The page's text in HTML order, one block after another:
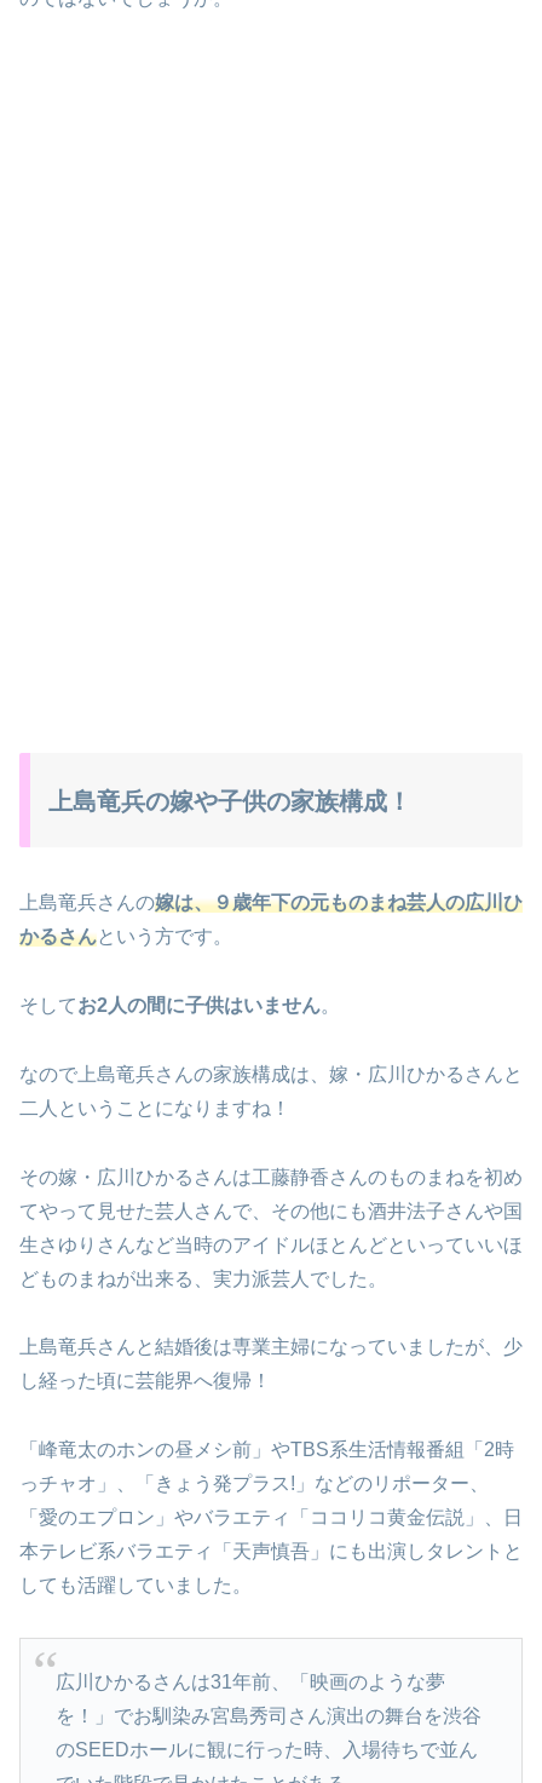
上島竜兵の嫁や子供の家族構成！
上島竜兵さんの嫁は、９歳年下の元ものまね芸人の広川ひ
かるさんという方です。
そしてお2人の間に子供はいません。
なので上島竜兵さんの家族構成は、嫁・広川ひかるさんと
二人ということになりますね！
その嫁・広川ひかるさんは工藤静香さんのものまねを初め
てやって見せた芸人さんで、その他にも酒井法子さんや国
生さゆりさんなど当時のアイドルほとんどといっていいほ
どものまねが出来る、実力派芸人でした。
上島竜兵さんと結婚後は専業主婦になっていましたが、少
し経った頃に芸能界へ復帰！
「峰竜太のホンの昼メシ前」やTBS系生活情報番組「2時
っチャオ」、「きょう発プラス!」などのリポーター、
「愛のエプロン」やバラエティ「ココリコ黄金伝説」、日
本テレビ系バラエティ「天声慎吾」にも出演しタレントと
しても活躍していました。
広川ひかるさんは31年前、「映画のような夢
を！」でお馴染み宮島秀司さん演出の舞台を渋谷
のSEEDホールに観に行った時、入場待ちで並ん